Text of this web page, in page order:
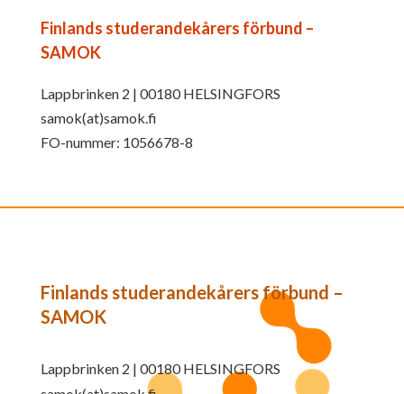
Finlands studerandekårers förbund –
SAMOK
Lappbrinken 2 | 00180 HELSINGFORS
samok(at)samok.fi
FO-nummer: 1056678-8
Finlands studerandekårers förbund –
SAMOK
Lappbrinken 2 | 00180 HELSINGFORS